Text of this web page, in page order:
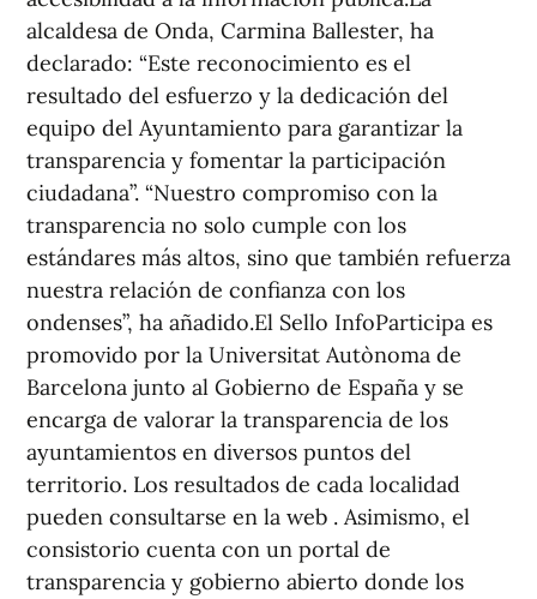
alcaldesa de Onda, Carmina Ballester, ha
declarado: “Este reconocimiento es el
resultado del esfuerzo y la dedicación del
equipo del Ayuntamiento para garantizar la
transparencia y fomentar la participación
ciudadana”. “Nuestro compromiso con la
transparencia no solo cumple con los
estándares más altos, sino que también refuerza
nuestra relación de confianza con los
ondenses”, ha añadido.El Sello InfoParticipa es
promovido por la Universitat Autònoma de
Barcelona junto al Gobierno de España y se
encarga de valorar la transparencia de los
ayuntamientos en diversos puntos del
territorio. Los resultados de cada localidad
pueden consultarse en la web . Asimismo, el
consistorio cuenta con un portal de
transparencia y gobierno abierto donde los